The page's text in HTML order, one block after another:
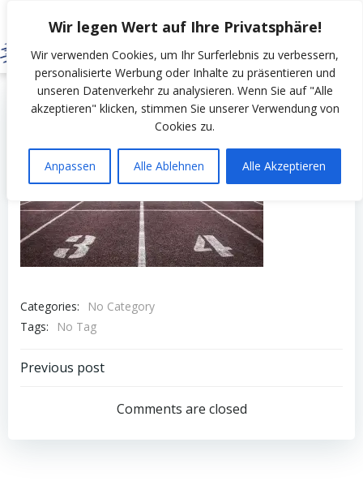
Wir legen Wert auf Ihre Privatsphäre!
Wir verwenden Cookies, um Ihr Surferlebnis zu verbessern,
personalisierte Werbung oder Inhalte zu präsentieren und
unseren Datenverkehr zu analysieren. Wenn Sie auf "Alle
akzeptieren" klicken, stimmen Sie unserer Verwendung von
Cookies zu.
Anpassen Alle Ablehnen Alle Akzeptieren
Inhalt
springen
bySSV Erfurt Nord on Mai 19, 2022
Categories:
No Category
Tags:
No Tag
Post
navigation
Previous post
Comments are closed